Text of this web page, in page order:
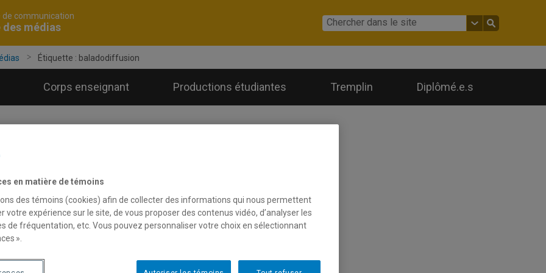
de communication
des médias
Étiquette : baladodiffusion
Corps enseignant Productions étudiantes Tremplin Diplômé.e.s
en matière de témoins
des témoins (cookies) afin de collecter des informations qui nous permettent
votre expérience sur le site, de vous proposer des contenus vidéo, d’analyser les
de fréquentation, etc. Vous pouvez personnaliser votre choix en sélectionnant
».